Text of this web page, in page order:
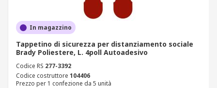
In magazzino
Tappetino di sicurezza per distanziamento sociale
Brady Poliestere, L. 4poll Autoadesivo
Codice RS 277-3392
Codice costruttore 104406
Prezzo per 1 confezione da 5 unità